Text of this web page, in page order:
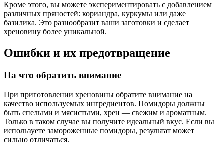
Кроме этого, вы можете экспериментировать с добавлением
различных пряностей: кориандра, куркумы или даже
базилика. Это разнообразит ваши заготовки и сделает
хреновину более уникальной.
Ошибки и их предотвращение
На что обратить внимание
При приготовлении хреновины обратите внимание на
качество используемых ингредиентов. Помидоры должны
быть спелыми и мясистыми, хрен — свежим и ароматным.
Только в таком случае вы получите идеальный вкус. Если вы
используете замороженные помидоры, результат может
сильно отличаться.